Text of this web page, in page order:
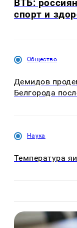
ВТБ:
спорт и
Общество
Демидов
Белгорода
Наука
Температура